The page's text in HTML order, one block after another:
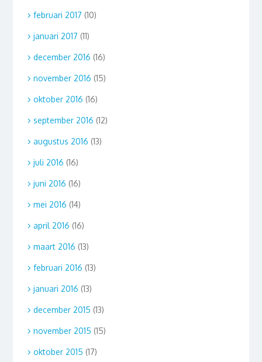
februari 2017 (10)
januari 2017 (11)
december 2016 (16)
november 2016 (15)
oktober 2016 (16)
september 2016 (12)
augustus 2016 (13)
juli 2016 (16)
juni 2016 (16)
mei 2016 (14)
april 2016 (16)
maart 2016 (13)
februari 2016 (13)
januari 2016 (13)
december 2015 (13)
november 2015 (15)
oktober 2015 (17)